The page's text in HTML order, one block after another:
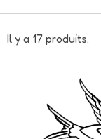
Il y a 17 produits.